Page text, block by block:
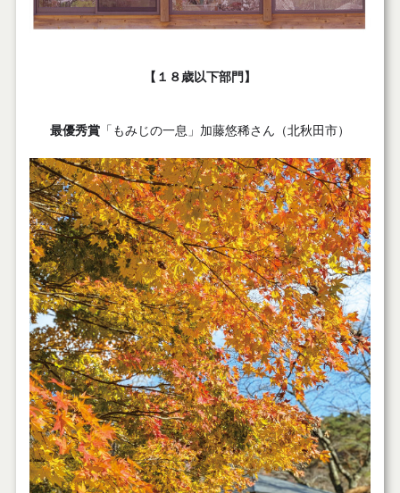
【１８歳以下部門】
最優秀賞「もみじの一息」加藤悠稀さん（北秋田市）